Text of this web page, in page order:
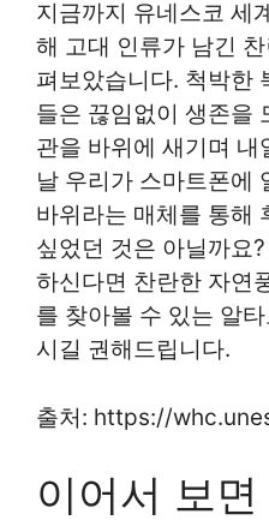
지금까지 유네스코 세
해 고대 인류가 남긴
펴보았습니다. 척박한
들은 끊임없이 생존을
관을 바위에 새기며
날 우리가 스마트폰에
바위라는 매체를 통해
싶었던 것은 아닐까요
하신다면 찬란한 자연
를 찾아볼 수 있는 알
시길 권해드립니다.
출처: https://
이어서 보